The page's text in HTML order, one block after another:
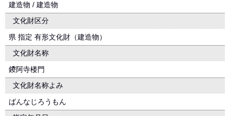
建造物 / 建造物
文化財区分
県 指定 有形文化財（建造物）
文化財名称
鑁阿寺楼門
文化財名称よみ
ばんなじろうもん